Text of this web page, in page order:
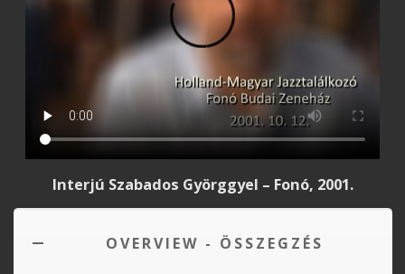
Interjú Szabados Györggyel – Fonó, 2001.
OVERVIEW - ÖSSZEGZÉS